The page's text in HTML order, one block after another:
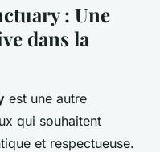
: Une
dans la
est une autre
qui souhaitent
et respectueuse.